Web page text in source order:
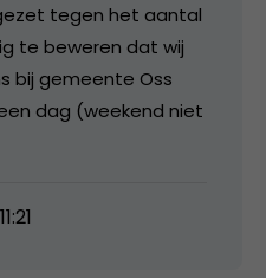
tegen het aantal
te beweren dat wij
bij gemeente Oss
dag (weekend niet